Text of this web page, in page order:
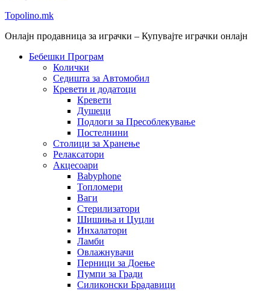
Topolino.mk
Онлајн продавница за играчки – Купувајте играчки онлајн
Бебешки Програм
Колички
Седишта за Автомобил
Кревети и додатоци
Кревети
Душеци
Подлоги за Пресоблекување
Постелнини
Столици за Хранење
Релаксатори
Акцесоари
Babyphone
Топломери
Ваги
Стерилизатори
Шишиња и Цуцли
Инхалатори
Ламби
Овлажнувачи
Перници за Доење
Пумпи за Гради
Силиконски Брадавици